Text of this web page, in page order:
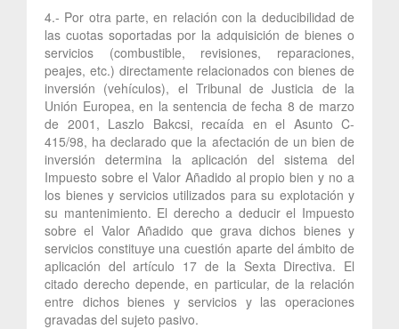
4.- Por otra parte, en relación con la deducibilidad de
las cuotas soportadas por la adquisición de bienes o
servicios (combustible, revisiones, reparaciones,
peajes, etc.) directamente relacionados con bienes de
inversión (vehículos), el Tribunal de Justicia de la
Unión Europea, en la sentencia de fecha 8 de marzo
de 2001, Laszlo Bakcsi, recaída en el Asunto C-
415/98, ha declarado que la afectación de un bien de
inversión determina la aplicación del sistema del
Impuesto sobre el Valor Añadido al propio bien y no a
los bienes y servicios utilizados para su explotación y
su mantenimiento. El derecho a deducir el Impuesto
sobre el Valor Añadido que grava dichos bienes y
servicios constituye una cuestión aparte del ámbito de
aplicación del artículo 17 de la Sexta Directiva. El
citado derecho depende, en particular, de la relación
entre dichos bienes y servicios y las operaciones
gravadas del sujeto pasivo.